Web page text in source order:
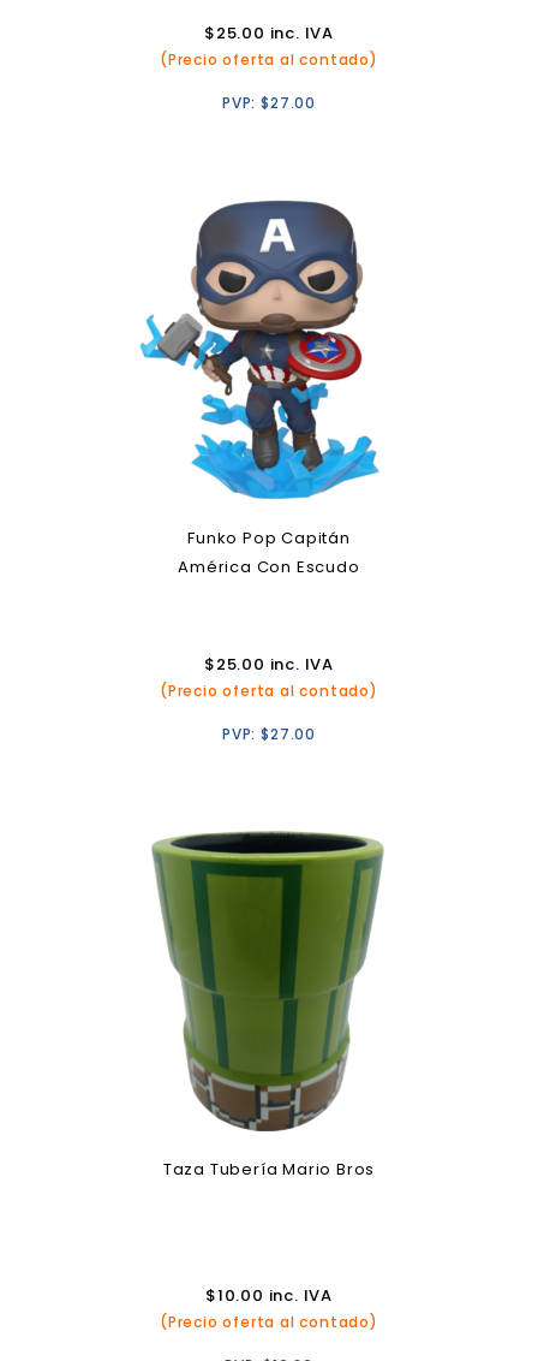
$25.00 inc. IVA
(Precio oferta al contado)
PVP:$27.00
Funko Pop Capitán
América Con Escudo
$25.00 inc. IVA
(Precio oferta al contado)
PVP:$27.00
Taza Tubería Mario Bros
$10.00 inc. IVA
(Precio oferta al contado)